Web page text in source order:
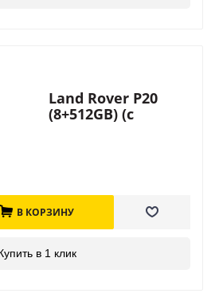
Land Rover P20
(8+512GB) (с
В КОРЗИНУ
в 1 клик